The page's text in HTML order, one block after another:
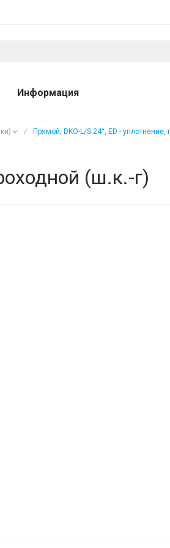
Информация
/ Прямой, DKO-L/S 24°, ED - уплотнение,
(ш.к.-г)